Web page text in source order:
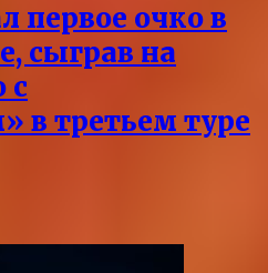
первое очко в
сыграв на
с
в третьем туре